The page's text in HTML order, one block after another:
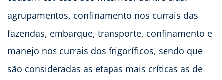
agrupamentos, confinamento nos currais das
fazendas, embarque, transporte, confinamento e
manejo nos currais dos frigoríficos, sendo que
são consideradas as etapas mais críticas as de